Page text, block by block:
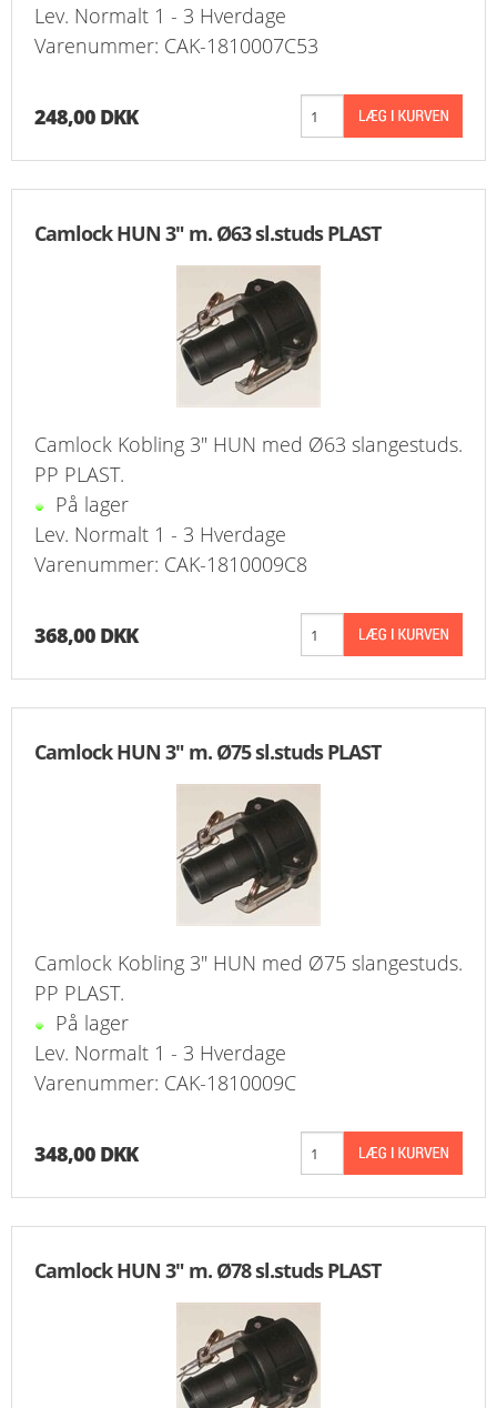
Lev. Normalt 1 - 3 Hverdage
Varenummer: CAK-1810007C53
248,00 DKK
Camlock HUN 3" m. Ø63 sl.studs PLAST
Camlock Kobling 3" HUN med Ø63 slangestuds.
PP PLAST.
På lager
Lev. Normalt 1 - 3 Hverdage
Varenummer: CAK-1810009C8
368,00 DKK
Camlock HUN 3" m. Ø75 sl.studs PLAST
Camlock Kobling 3" HUN med Ø75 slangestuds.
PP PLAST.
På lager
Lev. Normalt 1 - 3 Hverdage
Varenummer: CAK-1810009C
348,00 DKK
Camlock HUN 3" m. Ø78 sl.studs PLAST